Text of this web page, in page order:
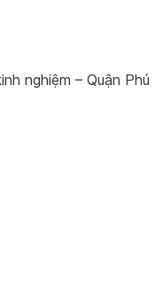
nghiệm – Quận Phú